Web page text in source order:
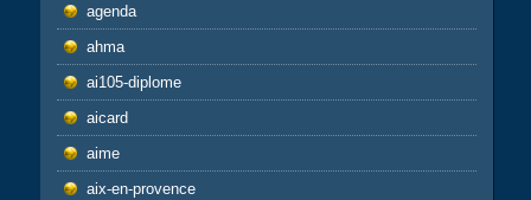
agenda
ahma
ai105-diplome
aicard
aime
aix-en-provence